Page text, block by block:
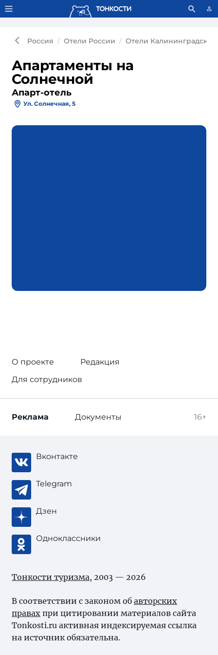
Тонкости используют сookie-файлы. Что это значит?
Россия Отели России Отели Калининградской
Апартаменты на
Солнечной
Апарт-отель
Ул. Солнечная, 5
О проекте
Редакция
Для сотрудников
16+
Реклама Документы
Вконтакте
Telegram
Дзен
Одноклассники
Тонкости туризма, 2003 — 2026
В соответствии с законом об авторских
правах при цитировании материалов сайта
Tonkosti.ru активная индексируемая ссылка
на источник обязательна.